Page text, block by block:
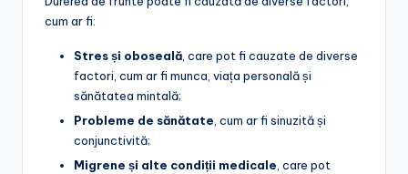
cum ar fi:
Stres și oboseală , care pot fi cauzate de diverse
factori, cum ar fi munca, viața personală și
sănătatea mintală;
Probleme de sănătate , cum ar fi sinuzită și
conjunctivită;
Migrene și alte condiții medicale, care pot